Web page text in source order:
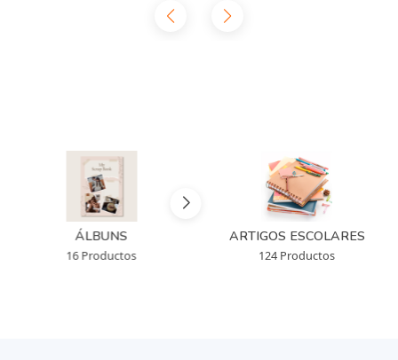
ÁLBUNS
16 Productos
ARTIGOS ESCOLARES
124 Productos